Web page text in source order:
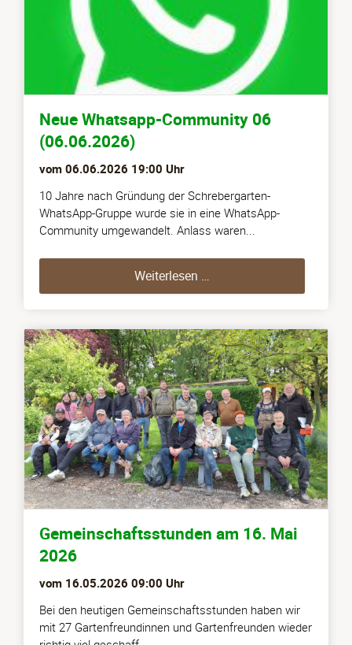
Neue Whatsapp-Community 06
(06.06.2026)
vom 06.06.2026 19:00 Uhr
10 Jahre nach Gründung der Schrebergarten-
WhatsApp-Gruppe wurde sie in eine WhatsApp-
Community umgewandelt. Anlass waren...
Weiterlesen …
Gemeinschaftsstunden am 16. Mai
2026
vom 16.05.2026 09:00 Uhr
Bei den heutigen Gemeinschaftsstunden haben wir
mit 27 Gartenfreundinnen und Gartenfreunden wieder